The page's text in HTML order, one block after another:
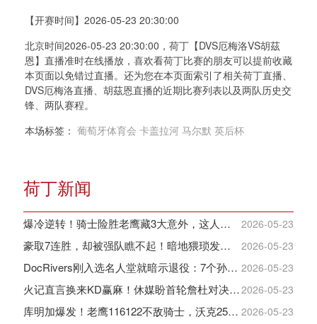
【开赛时间】 2026-05-23 20:30:00
北京时间2026-05-23 20:30:00，荷丁【DVS厄梅洛VS胡茲
恩】直播准时在线播放，喜欢看荷丁比赛的朋友可以提前收藏
本页面以免错过直播。还为您在本页面索引了相关荷丁直播、
DVS厄梅洛直播、胡茲恩直播的近期比赛列表以及两队历史交
锋、两队赛程。
本场标签： 葡萄牙体育会 卡盖拉河 马尔默 英后杯
荷丁新闻
爆冷逆转！骑士险胜老鹰藏3大意外，这人彻底沦为季后赛鸡肋 2026-05-23
豪取7连胜，却被强队瞧不起！暗地猥琐发育，雷霆卫冕的劲敌来了 2026-05-23
DocRivers刚入选名人堂就暗示退役：7个孙辈等不起了 2026-05-23
火记直言换来KD赢麻！休媒盼首轮詹杜对决：湖人内部生嫌隙利火箭2026-05-23
库明加爆发！老鹰116122不敌骑士，沃克25+4+2+2，约翰逊12+11+6 2026-05-23